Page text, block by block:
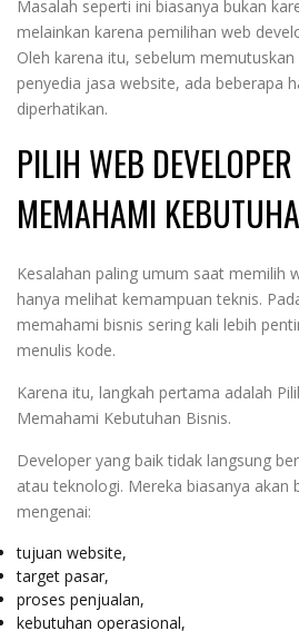
Masalah seperti ini biasanya bukan
melainkan karena pemilihan web
Oleh karena itu, sebelum
penyedia jasa website, ada beberapa
diperhatikan.
PILIH WEB
MEMAHAMI
Kesalahan paling umum saat memilih
hanya melihat kemampuan teknis.
memahami bisnis sering kali lebih
menulis kode.
Karena itu, langkah pertama adalah
Memahami Kebutuhan Bisnis.
Developer yang baik tidak langsung
atau teknologi. Mereka biasanya akan
mengenai:
tujuan website,
target pasar,
proses penjualan,
kebutuhan operasional,